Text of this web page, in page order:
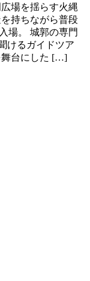
場を揺らす火縄
持ちながら普段
場。 城郭の専門
けるガイドツア
舞台にした […]